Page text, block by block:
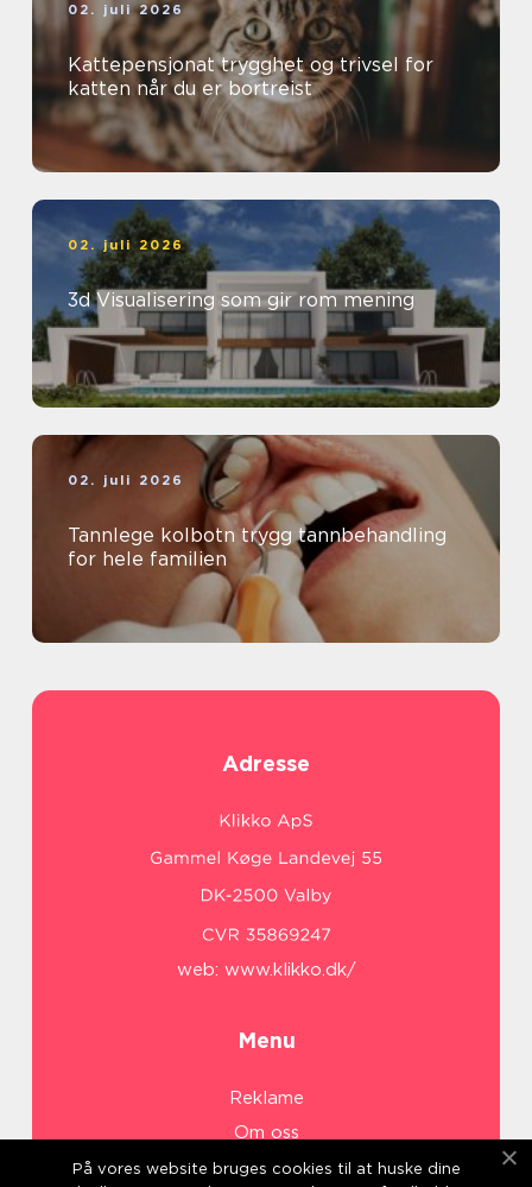
02. juli 2026
Kattepensjonat trygghet og trivsel for
katten når du er bortreist
02. juli 2026
3d Visualisering som gir rom mening
02. juli 2026
Tannlege kolbotn trygg tannbehandling
for hele familien
Adresse
web: www.klikko.dk/
Menu
Reklame
Om oss
Cookies
På vores website bruges cookies til at huske dine